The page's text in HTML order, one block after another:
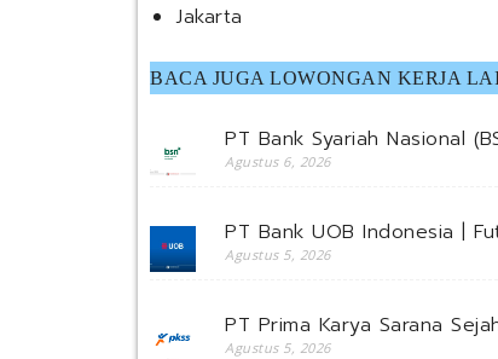
Jakarta
BACA JUGA LOWONGAN KERJA
PT Bank Syariah Nasional
Agustus 6, 2026
PT Bank UOB Indonesia |
Agustus 5, 2026
PT Prima Karya Sarana
Agustus 5, 2026